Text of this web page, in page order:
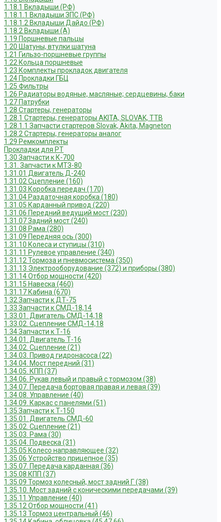
1.18.1 Вкладыши (РФ)
1.18.1.1 Вкладыши ЗПС (РФ)
1.18.1.2 Вкладыши Дайдо (РФ)
1.18.2 Вкладыши (А)
1.19 Поршневые пальцы
1.20 Шатуны, втулки шатуна
1.21 Гильзо-поршневые группы
1.22 Кольца поршневые
1.23 Комплекты прокладок двигателя
1.24 Прокладки ГБЦ
1.25 Фильтры
1.26 Радиаторы водяные, масляные; сердцевины, баки
1.27 Патрубки
1.28 Стартеры, генераторы
1.28.1 Стартеры, генераторы AKITA, SLOVAK, ТТВ
1.28.1.1 Запчасти стартеров Slovak, Akita, Magneton
1.28.2 Стартеры, генераторы аналог
1.29 Ремкомплекты
Прокладки для РТ
1.30 Запчасти к К-700
1.31. Запчасти к МТЗ-80
1.31.01 Двигатель Д-240
1.31.02 Сцепление (160)
1.31.03 Коробка передач (170)
1.31.04 Раздаточная коробка (180)
1.31.05 Карданный привод (220)
1.31.06 Передний ведущий мост (230)
1.31.07 Задний мост (240)
1.31.08 Рама (280)
1.31.09 Передняя ось (300)
1.31.10 Колеса и ступицы (310)
1.31.11 Рулевое управление (340)
1.31.12 Тормоза и пневмосистема (350)
1.31.13 Электрооборудование (372) и приборы (380)
1.31.14 Отбор мощности (420)
1.31.15 Навеска (460)
1.31.17 Кабина (670)
1.32 Запчасти к ДТ-75
1.33 Запчасти к СМД-18,14
1.33.01. Двигатель СМД-14,18
1.33.02. Сцепление СМД-14,18
1.34 Запчасти к Т-16
1.34.01. Двигатель Т-16
1.34.02. Сцепление (21)
1.34.03. Привод гидронасоса (22)
1.34.04. Мост передний (31)
1.34.05. КПП (37)
1.34.06. Рукав левый и правый с тормозом (38)
1.34.07. Передача бортовая правая и левая (39)
1.34.08. Управление (40)
1.34.09. Каркас с панелями (51)
1.35 Запчасти к Т-150
1.35.01. Двигатель СМД-60
1.35.02. Сцепление (21)
1.35.03. Рама (30)
1.35.04. Подвеска (31)
1.35.05 Колесо направляющее (32)
1.35.06 Устройство прицепное (35)
1.35.07. Передача карданная (36)
1.35.08 КПП (37)
1.35.09 Тормоз колесный, мост задний Г (38)
1.35.10. Мост задний с коническими передачами (39)
1.35.11 Управление (40)
1.35.12 Отбор мощности (41)
1.35.13 Тормоз центральный (46)